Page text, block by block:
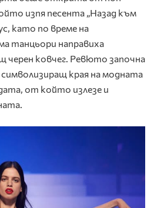
изпя песента „Назад към
като по време на
танцьори направиха
черен ковчег. Ревюто започна
края на модната
от който излезе и